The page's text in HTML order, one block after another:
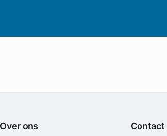
Over ons Contact